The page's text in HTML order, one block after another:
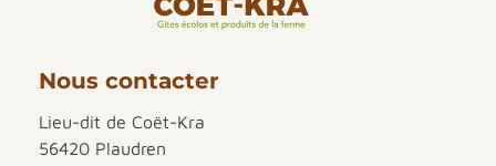
Nous contacter
Lieu-dit de Coët-Kra
56420 Plaudren